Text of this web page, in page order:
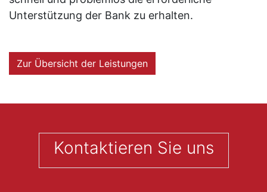
Unterstützung der Bank zu erhalten.
Zur Übersicht der Leistungen
Kontaktieren Sie uns